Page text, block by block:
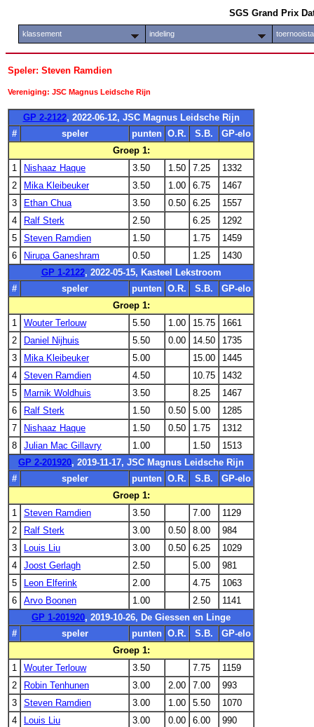
SGS Grand Prix
klassement indeling
Speler: Steven Ramdien
Vereniging: JSC Magnus Leidsche Rijn
GP 2-2122, 2022-06-12, JSC Magnus Leidsche Rijn
#
speler punten O.R. S.B.
GP-elo
Groep 1:
1
Nishaaz Haque 3.50 1.50 7.25
1332
2
Mika Kleibeuker 3.50 1.00 6.75
1467
3
Ethan Chua 3.50 0.50 6.25
1557
4
Ralf Sterk 2.50 6.25
1292
5
Steven Ramdien 1.50 1.75
1459
6
Nirupa Ganeshram 0.50 1.25
1430
GP 1-2122, 2022-05-15, Kasteel Lekstroom
#
speler punten O.R. S.B.
GP-elo
Groep 1:
1
Wouter Terlouw 5.50 1.00 15.75
1661
2
Daniel Nijhuis 5.50 0.00 14.50
1735
3
Mika Kleibeuker 5.00 15.00
1445
4
Steven Ramdien 4.50 10.75
1432
5
Marnik Woldhuis 3.50 8.25
1467
6
Ralf Sterk 1.50 0.50 5.00
1285
7
Nishaaz Haque 1.50 0.50 1.75
1312
8
Julian Mac Gillavry 1.00 1.50
1513
GP 2-201920, 2019-11-17, JSC Magnus Leidsche Rijn
#
speler punten O.R. S.B.
GP-elo
Groep 1:
1
Steven Ramdien 3.50 7.00
1129
2
Ralf Sterk 3.00 0.50 8.00
984
3
Louis Liu 3.00 0.50 6.25
1029
4
Joost Gerlagh 2.50 5.00
981
5
Leon Elferink 2.00 4.75
1063
6
Arvo Boonen 1.00 2.50
1141
GP 1-201920, 2019-10-26, De Giessen en Linge
#
speler punten O.R. S.B.
GP-elo
Groep 1:
1
Wouter Terlouw 3.50 7.75
1159
2
Robin Tenhunen 3.00 2.00 7.00
993
3
Steven Ramdien 3.00 1.00 5.50
1070
4
Louis Liu 3.00 0.00 6.00
990